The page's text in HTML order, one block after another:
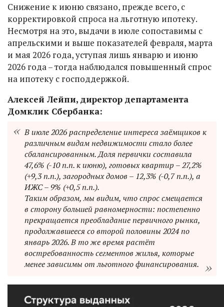
Снижение к июню связано, прежде всего, с
корректировкой спроса на льготную ипотеку.
Несмотря на это, выдачи в июле сопоставимы с
апрельскими и выше показателей февраля, марта
и мая 2026 года, уступая лишь январю и июню
2026 года – тогда наблюдался повышенный спрос
на ипотеку с господдержкой.
Алексей Лейпи, директор департамента
Домклик Сбербанка:
В июле 2026 распределение интереса заёмщиков к
различным видам недвижимости стало более
сбалансированным. Доля первички составила
47,6% (-10 п.п. к июню), готовых квартир – 27,2%
(+9,3 п.п.), загородных домов – 12,3% (-0,7 п.п.), а
ИЖС – 9% (+0,5 п.п.).
Таким образом, мы видим, что спрос смещается
в сторону большей равномерности: постепенно
прекращается преобладание первичного рынка,
продолжавшееся со второй половины 2024 по
январь 2026. В то же время растёт
востребованность сегментов жилья, которые
менее зависимы от льготного финансирования.